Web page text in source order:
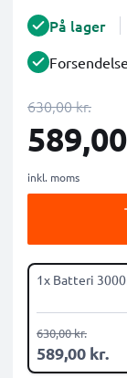
På lager
630,00 kr.
inkl. moms
1x Batteri
589,00 kr.
630,00 kr.